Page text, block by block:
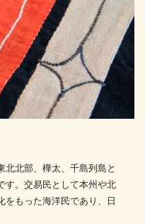
北北部、樺太、千島列島と
す。交易民として本州や北
をもった海洋民であり、日